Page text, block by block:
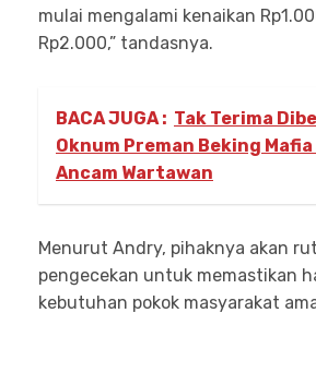
mulai mengalami kenaikan
Rp2.000,” tandasnya.
BACA JUGA : Tak Terima
Oknum Preman Beking
Ancam Wartawan
Menurut Andry, pihaknya akan
pengecekan untuk memastikan
kebutuhan pokok masyarakat